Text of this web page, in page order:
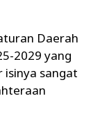
Daerah
2029 yang
isinya sangat